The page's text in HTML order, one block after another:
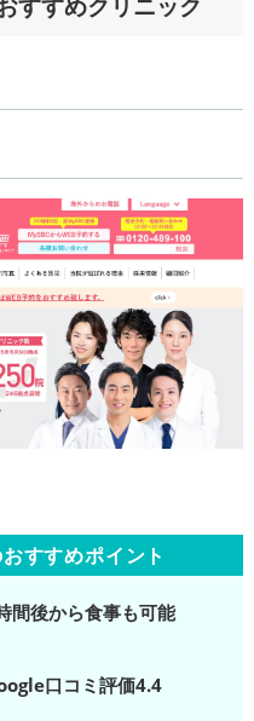
すすめクリニック
すすめポイント
間後から食事も可能
口コミ評価4.4